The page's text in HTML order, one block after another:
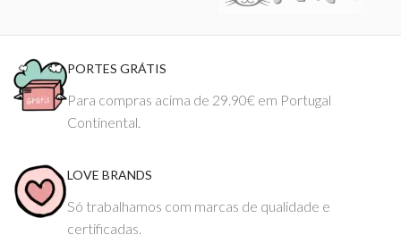
PORTES GRÁTIS
Para compras acima de 29.90€ em Portugal
Continental.
LOVE BRANDS
Só trabalhamos com marcas de qualidade e
certificadas.